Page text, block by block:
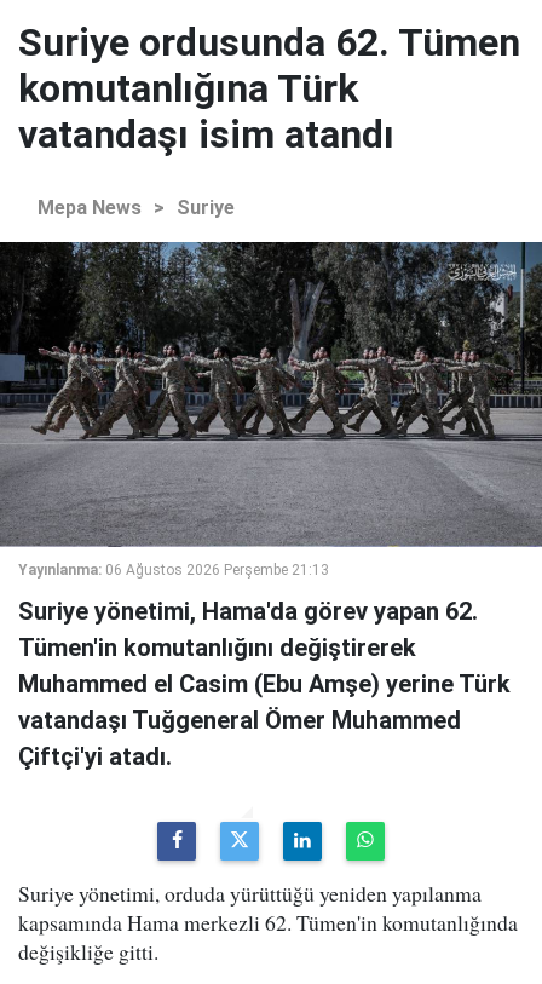
Suriye ordusunda 62. Tümen
komutanlığına Türk
vatandaşı isim atandı
Mepa News > Suriye
Yayınlanma: 06 Ağustos 2026 Perşembe 21:13
Suriye yönetimi, Hama'da görev yapan 62.
Tümen'in komutanlığını değiştirerek
Muhammed el Casim (Ebu Amşe) yerine Türk
vatandaşı Tuğgeneral Ömer Muhammed
Çiftçi'yi atadı.
Suriye yönetimi, orduda yürüttüğü yeniden yapılanma
kapsamında Hama merkezli 62. Tümen'in komutanlığında
değişikliğe gitti.